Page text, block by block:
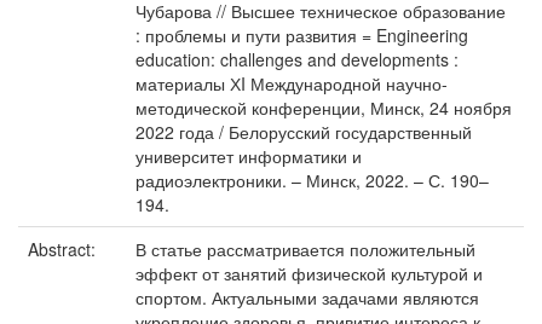
Чубарова // Высшее техническое образование
: проблемы и пути развития = Engineering
education: challenges and developments :
материалы ХI Международной научно-
методической конференции, Минск, 24 ноября
2022 года / Белорусский государственный
университет информатики и
радиоэлектроники. – Минск, 2022. – С. 190–
194.
Abstract:
В статье рассматривается положительный
эффект от занятий физической культурой и
спортом. Актуальными задачами являются